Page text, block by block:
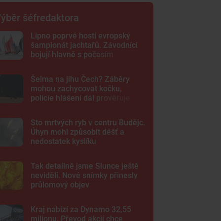
šéfredaktora
Lipno poprvé hostí evropský
šampionát jachtařů. Závodníci
bojují hlavně s počasím
Šelma na jihu Čech? Záběry
mohou zachycovat kočku,
policie hlášení dál prověřuje
Sto mrtvých ryb v centru Budějc.
Úhyn mohl způsobit déšť a
nedostatek kyslíku
Tak detailně jsme Slunce ještě
neviděli. Nové snímky přinesly
průlomový objev
Kraj nabízí za Dynamo 32,55
milionu. Převod akcií chce